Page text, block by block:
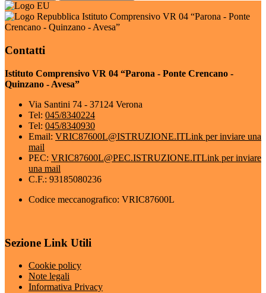
Istituto Comprensivo VR 04 “Parona - Ponte
Crencano - Quinzano - Avesa”
Contatti
Istituto Comprensivo VR 04 “Parona - Ponte Crencano -
Quinzano - Avesa”
Via Santini 74 - 37124 Verona
Tel: 045/8340224
Tel: 045/8340930
Email: VRIC87600L@ISTRUZIONE.ITLink per inviare una
mail
PEC: VRIC87600L@PEC.ISTRUZIONE.ITLink per inviare
una mail
C.F.: 93185080236
Codice meccanografico: VRIC87600L
Sezione Link Utili
Cookie policy
Note legali
Informativa Privacy